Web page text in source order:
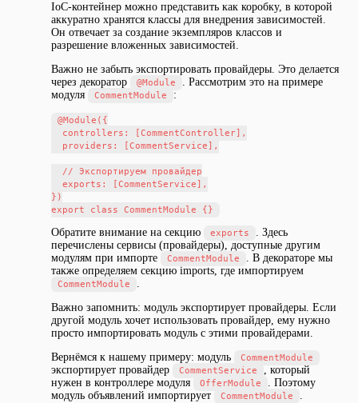
IoC-контейнер можно представить как коробку, в которой
аккуратно хранятся классы для внедрения зависимостей.
Он отвечает за создание экземпляров классов и
разрешение вложенных зависимостей.
Важно не забыть экспортировать провайдеры. Это делается
через декоратор
@Module
. Рассмотрим это на примере
модуля
CommentModule :
@Module({
  controllers: [CommentController],
  providers: [CommentService],
  // Экспортируем провайдер
  exports: [CommentService],
})
Обратите внимание на секцию exports
. Здесь
перечислены сервисы (провайдеры), доступные другим
модулям при импорте
CommentModule
. В декораторе мы
также определяем секцию imports, где импортируем
CommentModule
.
Важно запомнить: модуль экспортирует провайдеры. Если
другой модуль хочет использовать провайдер, ему нужно
просто импортировать модуль с этими провайдерами.
Вернёмся к нашему примеру: модуль
CommentModule
экспортирует провайдер CommentService
, который
нужен в контроллере модуля
OfferModule
. Поэтому
модуль объявлений импортирует
CommentModule
.